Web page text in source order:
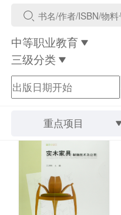
中等职业教育
三级分类
重点项目